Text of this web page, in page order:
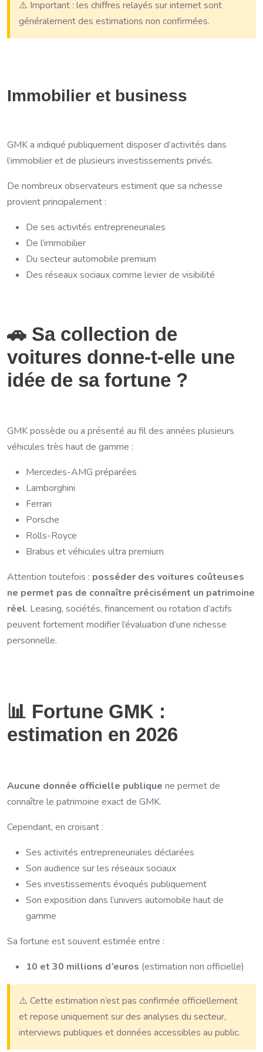
⚠️ Important : les chiffres relayés sur internet sont
généralement des estimations non confirmées.
Immobilier et business
GMK a indiqué publiquement disposer d’activités dans
l’immobilier et de plusieurs investissements privés.
De nombreux observateurs estiment que sa richesse
provient principalement :
De ses activités entrepreneuriales
De l’immobilier
Du secteur automobile premium
Des réseaux sociaux comme levier de visibilité
🚗 Sa collection de
voitures donne-t-elle une
idée de sa fortune ?
GMK possède ou a présenté au fil des années plusieurs
véhicules très haut de gamme :
Mercedes-AMG préparées
Lamborghini
Ferrari
Porsche
Rolls-Royce
Brabus et véhicules ultra premium
Attention toutefois : posséder des voitures coûteuses
ne permet pas de connaître précisément un patrimoine
réel. Leasing, sociétés, financement ou rotation d’actifs
peuvent fortement modifier l’évaluation d’une richesse
personnelle.
📊 Fortune GMK :
estimation en 2026
Aucune donnée officielle publique ne permet de
connaître le patrimoine exact de GMK.
Cependant, en croisant :
Ses activités entrepreneuriales déclarées
Son audience sur les réseaux sociaux
Ses investissements évoqués publiquement
Son exposition dans l’univers automobile haut de
gamme
Sa fortune est souvent estimée entre :
10 et 30 millions d’euros (estimation non officielle)
⚠️ Cette estimation n’est pas confirmée officiellement
et repose uniquement sur des analyses du secteur,
interviews publiques et données accessibles au public.